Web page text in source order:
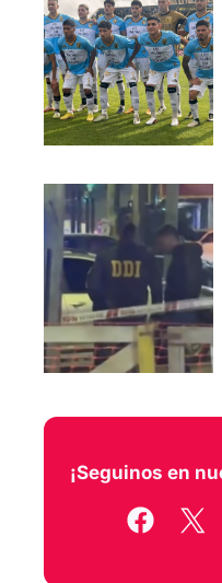
¡Seguinos en
F